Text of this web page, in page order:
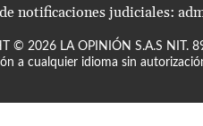
notificaciones judiciales:
© 2026 LA OPINIÓN S.A.S NIT.
a cualquier idioma sin